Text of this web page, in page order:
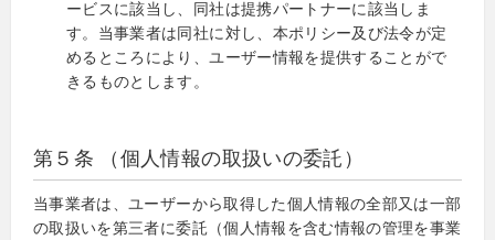
ービスに該当し、同社は提携パートナーに該当しま
す。当事業者は同社に対し、本ポリシー及び法令が定
めるところにより、ユーザー情報を提供することがで
きるものとします。
第５条 （個人情報の取扱いの委託）
当事業者は、ユーザーから取得した個人情報の全部又は一部
の取扱いを第三者に委託（個人情報を含む情報の管理を事業